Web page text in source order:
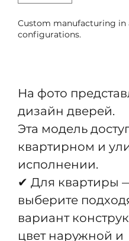
Custom manufacturing in
configurations.
На фото
дизайн дверей.
Эта модель
квартирном и
исполнении.
✔ Для квартиры
выберите
вариант
цвет наружной и